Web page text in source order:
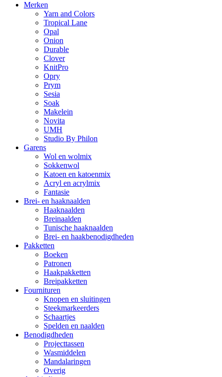
Merken
Yarn and Colors
Tropical Lane
Opal
Onion
Durable
Clover
KnitPro
Opry
Prym
Sesia
Soak
Makelein
Novita
UMH
Studio By Philon
Garens
Wol en wolmix
Sokkenwol
Katoen en katoenmix
Acryl en acrylmix
Fantasie
Brei- en haaknaalden
Haaknaalden
Breinaalden
Tunische haaknaalden
Brei- en haakbenodigdheden
Pakketten
Boeken
Patronen
Haakpakketten
Breipakketten
Fournituren
Knopen en sluitingen
Steekmarkeerders
Schaartjes
Spelden en naalden
Benodigdheden
Projecttassen
Wasmiddelen
Mandalaringen
Overig